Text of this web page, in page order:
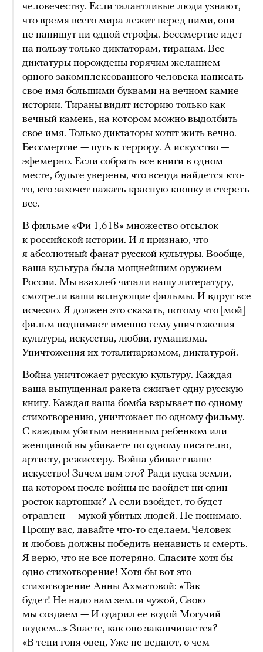
человечеству. Если талантливые люди узнают,
что время всего мира лежит перед ними, они
не напишут ни одной строфы. Бессмертие идет
на пользу только диктаторам, тиранам. Все
диктатуры порождены горячим желанием
одного закомплексованного человека написать
свое имя большими буквами на вечном камне
истории. Тираны видят историю только как
вечный камень, на котором можно выдолбить
свое имя. Только диктаторы хотят жить вечно.
Бессмертие — путь к террору. А искусство —
эфемерно. Если собрать все книги в одном
месте, будьте уверены, что всегда найдется кто-
то, кто захочет нажать красную кнопку и стереть
все.
В фильме «Фи 1,618» множество отсылок
к российской истории. И я признаю, что
я абсолютный фанат русской культуры. Вообще,
ваша культура была мощнейшим оружием
России. Мы взахлеб читали вашу литературу,
смотрели ваши волнующие фильмы. И вдруг все
исчезло. Я должен это сказать, потому что [мой]
фильм поднимает именно тему уничтожения
культуры, искусства, любви, гуманизма.
Уничтожения их тоталитаризмом, диктатурой.
Война уничтожает русскую культуру. Каждая
ваша выпущенная ракета сжигает одну русскую
книгу. Каждая ваша бомба взрывает по одному
стихотворению, уничтожает по одному фильму.
С каждым убитым невинным ребенком или
женщиной вы убиваете по одному писателю,
артисту, режиссеру. Война убивает ваше
искусство! Зачем вам это? Ради куска земли,
на котором после войны не взойдет ни один
росток картошки? А если взойдет, то будет
отравлен — мукой убитых людей. Не понимаю.
Прошу вас, давайте что-то сделаем. Человек
и любовь должны победить ненависть и смерть.
Я верю, что не все потеряно. Спасите хотя бы
одно стихотворение! Хотя бы вот это
стихотворение Анны Ахматовой: «Так
будет! Не надо нам земли чужой, Свою
мы создаем — И одарил ее водой Могучий
водоем…» Знаете, как оно заканчивается?
«В тени гоня овец, Уже не ведают, о чем